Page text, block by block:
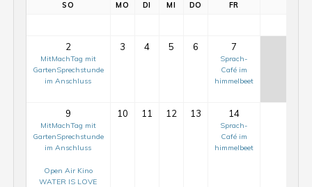
SO MO DI MI DO FR
2
MitMachTag mit
GartenSprechstunde
im Anschluss
3 4 5 6 7
Sprach-
Café im
himmelbeet
9
MitMachTag mit
GartenSprechstunde
im Anschluss
Open Air Kino
WATER IS LOVE
10 11 12 13 14
Sprach-
Café im
himmelbeet